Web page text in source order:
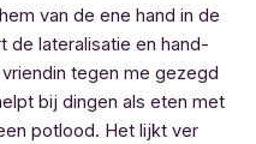
van de ene hand in de
de lateralisatie en hand-
tegen me gezegd
bij dingen als eten met
potlood. Het lijkt ver